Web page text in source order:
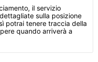
il servizio
sulla posizione
potrai tenere traccia della
quando arriverà a